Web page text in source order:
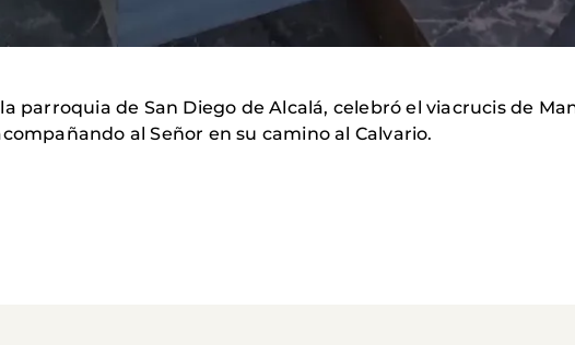
parroquia de San Diego de Alcalá, celebró el viacrucis de
al Señor en su camino al Calvario.